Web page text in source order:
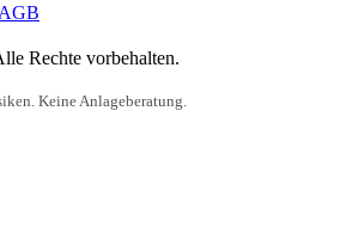
AGB
Rechte vorbehalten.
Keine Anlageberatung.